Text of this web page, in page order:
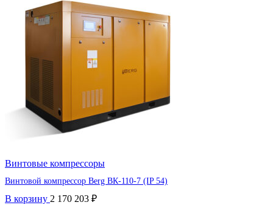
Винтовые компрессоры
Винтовой компрессор Berg ВК-110-7 (IP 54)
В корзину 2 170 203 ₽